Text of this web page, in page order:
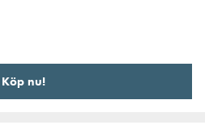
Köp nu!